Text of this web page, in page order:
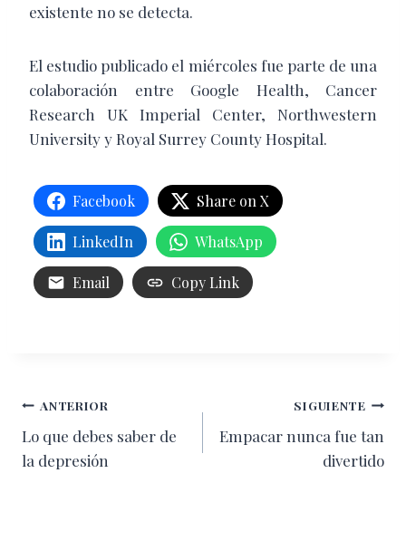
existente no se detecta.
El estudio publicado el miércoles fue parte de una
colaboración entre Google Health, Cancer
Research UK Imperial Center, Northwestern
University y Royal Surrey County Hospital.
Facebook Share on X
LinkedIn WhatsApp
Email Copy Link
Navegación
de
ANTERIOR
Lo que debes saber de
la depresión
SIGUIENTE
Empacar nunca fue tan
divertido